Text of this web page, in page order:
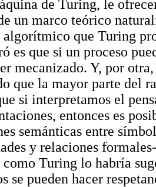
de Turing, le
un marco teórico
que Turing
es que si un proceso
mecanizado. Y, por
que la mayor parte del
si interpretamos el
entonces es
semánticas entre
y relaciones
como Turing lo habría
se pueden hacer